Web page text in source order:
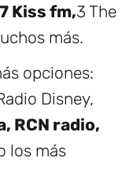
Kiss fm,3 The
más.
opciones:
Disney,
RCN radio,
los más